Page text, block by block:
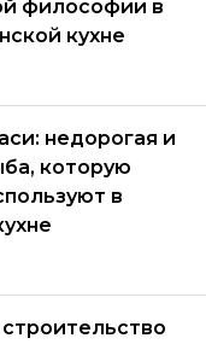
философии в
кухне
недорогая и
которую
в